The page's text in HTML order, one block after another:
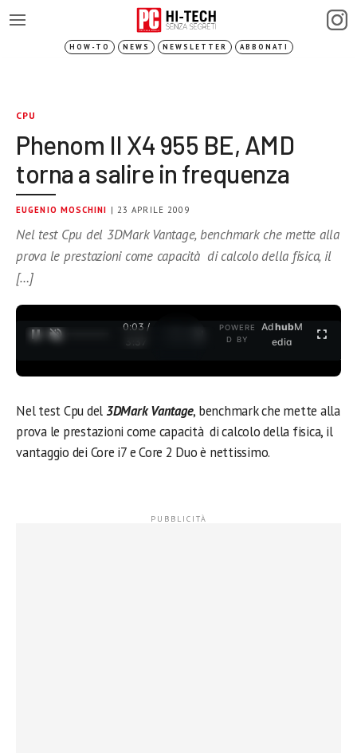
HOW-TO NEWS NEWSLETTER ABBONATI
CPU
Phenom II X4 955 BE, AMD
torna a salire in frequenza
EUGENIO MOSCHINI | 23 APRILE 2009
Nel test Cpu del 3DMark Vantage, benchmark che mette alla
prova le prestazioni come capacità di calcolo della fisica, il
[…]
0:03 /
3:37
POWERE
D BY
AdhubM
edia
Nel test Cpu del3DMark Vantage, benchmark che mette alla
prova le prestazioni come capacità di calcolo della fisica, il
vantaggio dei Core i7 e Core 2 Duo è nettissimo.